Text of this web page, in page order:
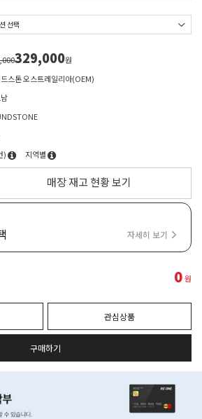
329,000원
스톤 오스트레일리아(OEM)
)
지역별
매장 재고 현황 보기
자세히 보기
0원
관심상품
구매하기